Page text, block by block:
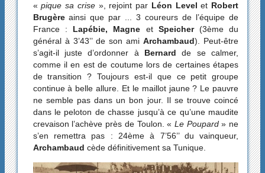
«pique sa crise», rejoint par Léon Level et Robert
Brugèreainsi que par ... 3 coureurs de l’équipe de
France : Lapébie, Magne et Speicher(3ème du
général à 3’43’’ de son amiArchambaud). Peut-être
s’agit-il juste d’ordonner à Bernard de se calmer,
comme il en est de coutume lors de certaines étapes
de transition ? Toujours est-il que ce petit groupe
continue à belle allure. Et le maillot jaune ? Le pauvre
ne semble pas dans un bon jour. Il se trouve coincé
dans le peloton de chasse jusqu’à ce qu’une maudite
crevaison l’achève près de Toulon. « Le Poupard» ne
s’en remettra pas : 24ème à 7’56’’ du vainqueur,
Archambaud cède définitivement sa Tunique.